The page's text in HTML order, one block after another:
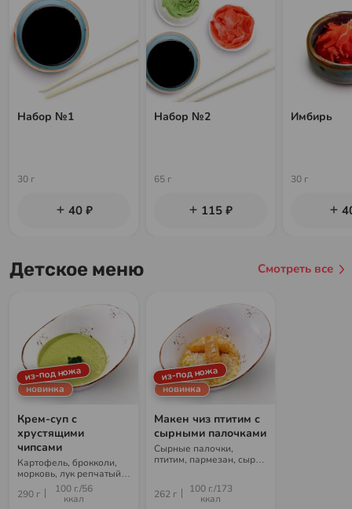
Набор №1
30 г
40 ₽
Набор №2
65 г
115 ₽
Имбирь
30 г
Детское меню Смотреть все
из-под ножа
новинка
Крем-суп с
хрустящими
чипсами
Картофель, брокколи,
морковь, лук репчатый,
куриный бульон, сыр
Виола, сливки, чипсы из
290 г
100 г./56
ккал
из-под ножа
новинка
Макен чиз птитим с
сырными палочками
Сырные палочки,
птитим, пармезан, сыр
262 г
100 г./173
ккал